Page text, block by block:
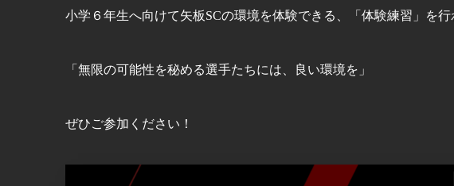
小学６年生へ向けて矢板SCの環境を体験できる、「体験練習」を行
「無限の可能性を秘める選手たちには、良い環境を」
ぜひご参加ください！